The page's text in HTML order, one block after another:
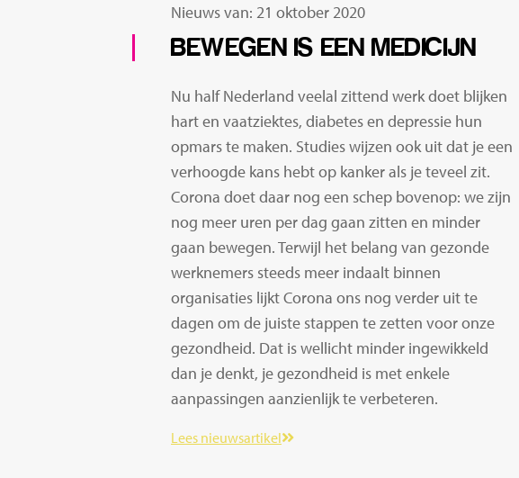
Nieuws van: 21 oktober 2020
BEWEGEN IS EEN MEDICIJN
Nu half Nederland veelal zittend werk doet blijken
hart en vaatziektes, diabetes en depressie hun
opmars te maken. Studies wijzen ook uit dat je een
verhoogde kans hebt op kanker als je teveel zit.
Corona doet daar nog een schep bovenop: we zijn
nog meer uren per dag gaan zitten en minder
gaan bewegen. Terwijl het belang van gezonde
werknemers steeds meer indaalt binnen
organisaties lijkt Corona ons nog verder uit te
dagen om de juiste stappen te zetten voor onze
gezondheid. Dat is wellicht minder ingewikkeld
dan je denkt, je gezondheid is met enkele
aanpassingen aanzienlijk te verbeteren.
Lees nieuwsartikel